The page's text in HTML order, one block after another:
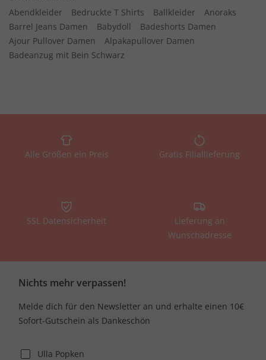
Abendkleider Bedruckte T Shirts Ballkleider
Anoraks
Barrel Jeans Damen
Babydoll
Badeshorts Damen
Ajour Pullover Damen
Alpakapullover Damen
Badeanzug mit Bein Schwarz
Alle Größen ein Preis Gratis Filiallieferung
SSL Datensicherheit
Lieferung an
Wunschadresse
Nichts mehr verpassen!
Melde dich für den Newsletter an und erhalte einen 10€
Sofort-Gutschein als Dankeschön
Ulla Popken